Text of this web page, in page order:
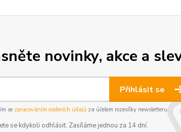
novinky, akce a
Přihlásit se
se zpracováním osobních údajůza účelem rozesílky newsletteru.
se kdykoli odhlásit. Zasíláme jednou za 14 dní.